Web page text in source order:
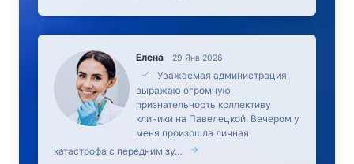
Елена 29 Янв 2026
Уважаемая администрация,
выражаю огромную
признательность коллективу
клиники на Павелецкой. Вечером у
меня произошла личная
катастрофа с передним зу…